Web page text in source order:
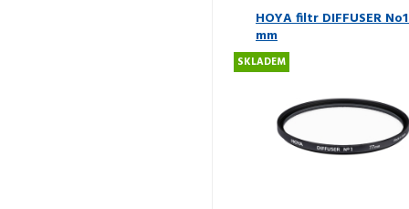
HOYA filtr DIFFUSER
mm
SKLADEM